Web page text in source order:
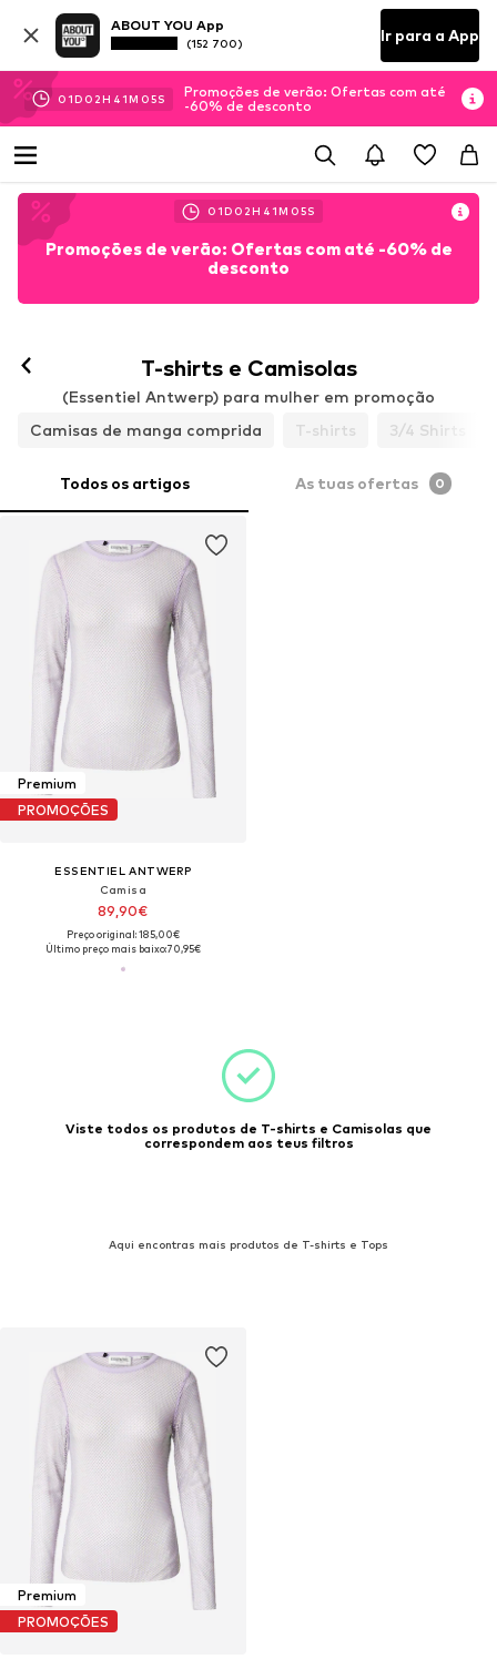
ABOUT YOU App
(152 700) Ir para a App
01D 02H 41M 04S
Promoções de verão: Ofertas com até
-60% de desconto
01D 02H 41M 04S
Promoções de verão: Ofertas com até -60% de
desconto
T-shirts e Camisolas
(Essentiel Antwerp) para mulher em promoção
Camisas de manga comprida
T-shirts 3/4 Shirts
Todos os artigos As tuas ofertas 0
Premium
PROMOÇÕES
ESSENTIEL ANTWERP
Camisa
89,90€
Preço original: 185,00€
Último preço mais baixo:70,95€
Viste todos os produtos de T-shirts e Camisolas que
correspondem aos teus filtros
Aqui encontras mais produtos de T-shirts e Tops
Premium
PROMOÇÕES